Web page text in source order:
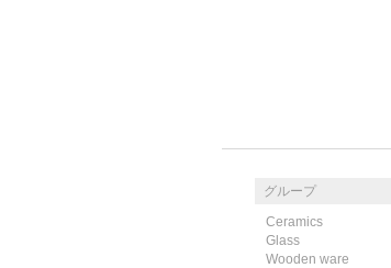
グループ
Ceramics
Glass
Wooden ware